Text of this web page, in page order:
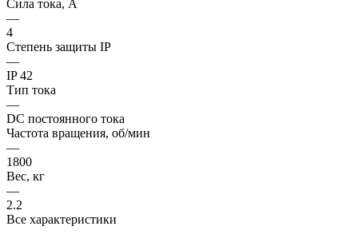
Сила тока, А
—
4
Степень защиты IP
—
IP 42
Тип тока
—
DC постоянного тока
Частота вращения, об/мин
—
1800
Вес, кг
—
2.2
Все характеристики